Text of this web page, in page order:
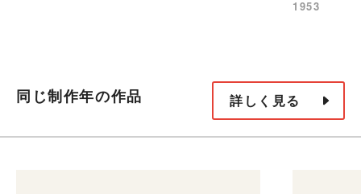
1953
同じ制作年の作品 詳しく見る